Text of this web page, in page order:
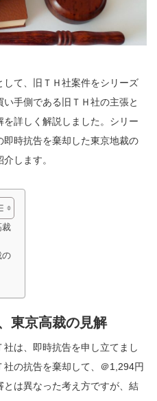
て、旧ＴＨ社案件をシリーズ
手側である旧ＴＨ社の主張と
詳しく解説しました。シリー
時抗告を棄却した東京地裁の
します。
裁
の
東京高裁の見解
は、即時抗告を申し立てまし
の抗告を棄却して、＠1,294円
は異なった考え方ですが、結